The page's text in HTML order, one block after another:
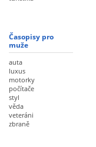
Časopisy pro
muže
auta
luxus
motorky
počítače
styl
věda
veteráni
zbraně